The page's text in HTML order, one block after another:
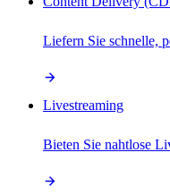
Liefern Sie schnelle,
Livestreaming
Bieten Sie nahtlose